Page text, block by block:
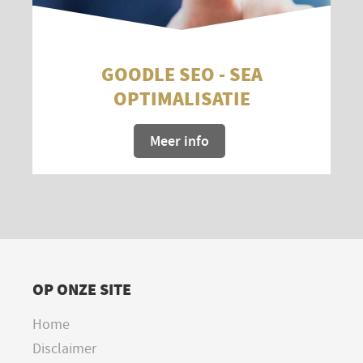
GOODLE SEO - SEA
OPTIMALISATIE
Meer info
OP ONZE SITE
Home
Disclaimer